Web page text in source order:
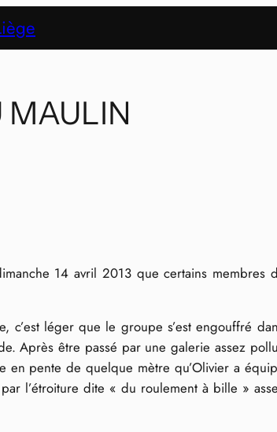
MAULIN
14 avril 2013 que certains
c’est léger que le groupe s’est
Après être passé par une galerie assez
pente de quelque mètre qu’Olivier a
l’étroiture dite « du roulement à bille »